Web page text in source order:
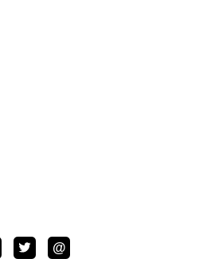
Facebook
TwitterLINE
@